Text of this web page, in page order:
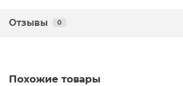
Отзывы 0
Похожие товары